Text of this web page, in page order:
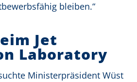
bleiben.“
Jet
Laboratory
Ministerpräsident Wüst